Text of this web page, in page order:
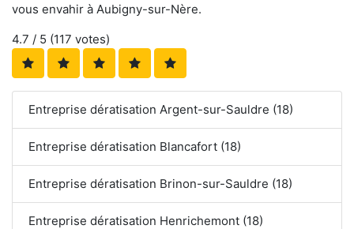
vous envahir à Aubigny-sur-Nère.
4.7 / 5 (117 votes)
Entreprise dératisation Argent-sur-Sauldre (18)
Entreprise dératisation Blancafort (18)
Entreprise dératisation Brinon-sur-Sauldre (18)
Entreprise dératisation Henrichemont (18)